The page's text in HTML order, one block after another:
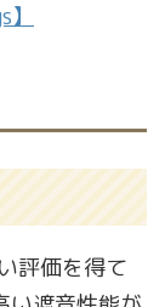
評価を得て